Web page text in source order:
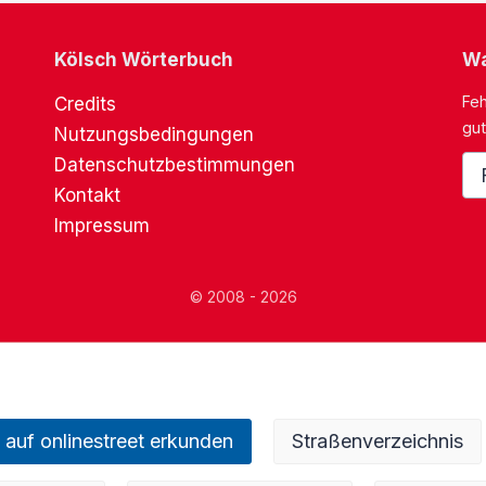
Kölsch Wörterbuch
Credits
Nutzungsbedingungen
Datenschutzbestimmungen
Kontakt
Impressum
© 2008 - 2026
auf onlinestreet erkunden Straßenverzeichnis